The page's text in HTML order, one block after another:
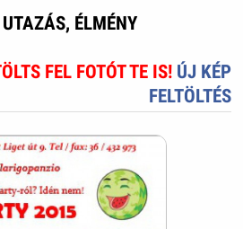
ÉLMÉNY
FEL FOTÓT TE IS! ÚJ KÉP
FELTÖLTÉS